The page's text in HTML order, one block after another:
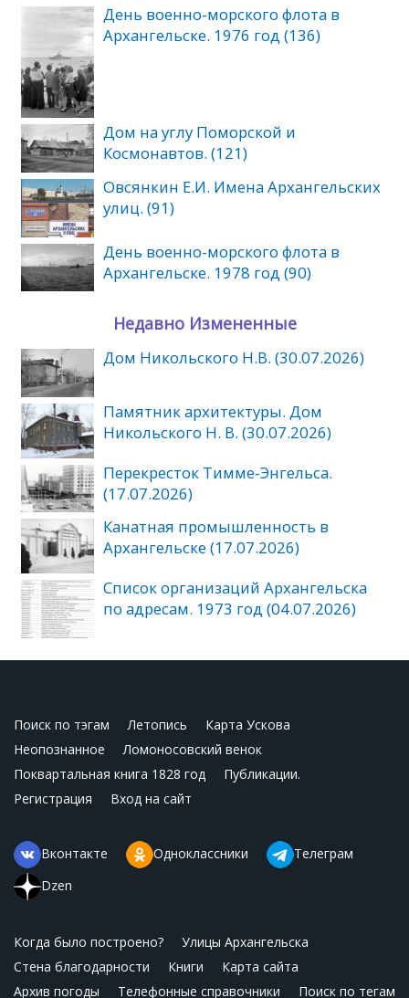
День военно-морского флота в
Архангельске. 1976 год (136)
Дом на углу Поморской и
Космонавтов. (121)
Овсянкин Е.И. Имена Архангельских
улиц. (91)
День военно-морского флота в
Архангельске. 1978 год (90)
Недавно Измененные
Дом Никольского Н.В. (30.07.2026)
Памятник архитектуры. Дом
Никольского Н. В. (30.07.2026)
Перекресток Тимме-Энгельса.
(17.07.2026)
Канатная промышленность в
Архангельске (17.07.2026)
Список организаций Архангельска
по адресам. 1973 год (04.07.2026)
Поиск по тэгам Летопись
Карта Ускова
Неопознанное
Ломоносовский венок
Поквартальная книга 1828 год
Публикации.
Регистрация
Вход на сайт
Вконтакте Одноклассники
Телеграм
Dzen
Когда было построено?
Улицы Архангельска
Стена благодарности
Книги
Карта сайта
Архив погоды
Телефонные справочники Поиск по тегам